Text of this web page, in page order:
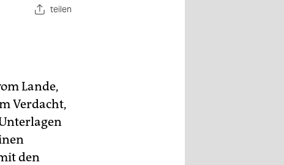
teilen
Lande,
Verdacht,
den